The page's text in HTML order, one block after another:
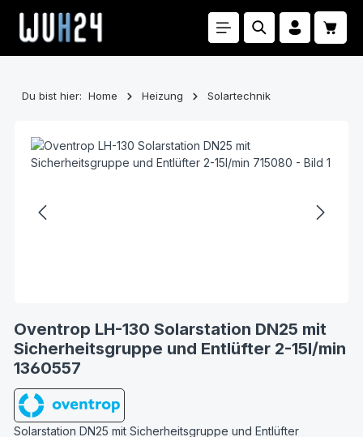
Zum Hauptinhalt springen
Du bist hier: Home Heizung Solartechnik
Oventrop LH-130 Solarstation DN25 mit
Sicherheitsgruppe und Entlüfter 2-15l/min
1360557
Solarstation DN25 mit Sicherheitsgruppe und Entlüfter